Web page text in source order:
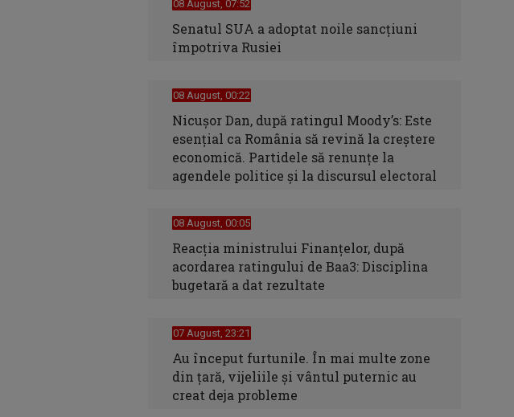
08 August, 07:52
Senatul SUA a adoptat noile sancţiuni
împotriva Rusiei
08 August, 00:22
Nicușor Dan, după ratingul Moody’s: Este
esențial ca România să revină la creștere
economică. Partidele să renunțe la
agendele politice și la discursul electoral
08 August, 00:05
Reacția ministrului Finanțelor, după
acordarea ratingului de Baa3: Disciplina
bugetară a dat rezultate
07 August, 23:21
Au început furtunile. În mai multe zone
din țară, vijeliile și vântul puternic au
creat deja probleme